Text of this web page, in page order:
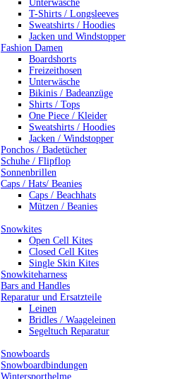
Unterwäsche
T-Shirts / Longsleeves
Sweatshirts / Hoodies
Jacken und Windstopper
Fashion Damen
Boardshorts
Freizeithosen
Unterwäsche
Bikinis / Badeanzüge
Shirts / Tops
One Piece / Kleider
Sweatshirts / Hoodies
Jacken / Windstopper
Ponchos / Badetücher
Schuhe / Flipflop
Sonnenbrillen
Caps / Hats/ Beanies
Caps / Beachhats
Mützen / Beanies
Snowkites
Open Cell Kites
Closed Cell Kites
Single Skin Kites
Snowkiteharness
Bars and Handles
Reparatur und Ersatzteile
Leinen
Bridles / Waageleinen
Segeltuch Reparatur
Snowboards
Snowboardbindungen
Wintersporthelme